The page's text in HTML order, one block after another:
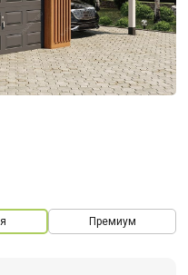
Премиум